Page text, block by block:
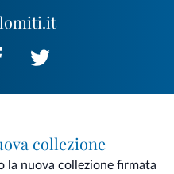
collezione
la nuova collezione firmata